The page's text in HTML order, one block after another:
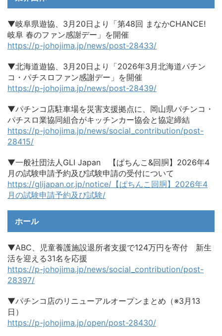
▼岐阜県遊協、3月20日より「第48回 まなかCHANCE!
岐阜 春のファン感謝デー」を開催
https://p-johojima.jp/news/post-28433/
▼北海道遊協、3月20日より「2026年3月北海道パチン
コ・パチスロファン感謝デー」を開催
https://p-johojima.jp/news/post-28439/
▼パチンコ店駐車場を災害支援拠点に、岡山県パチンコ・
パチスロ業協同組合がキッチンカー協会と協定締結
https://p-johojima.jp/news/social_contribution/post-
28415/
▼一般社団法人GLI Japan 【ぱちんこ&回胴】2026年4
月の試験申請予約及び試験申請の受付について
https://glijapan.or.jp/notice/【ぱちんこ回胴】2026年4
月の試験申請予約及び試験/
ホール
▼ABC、児童養護施設退所者支援で124万円を寄付 新生
活を迎える31名を応援
https://p-johojima.jp/news/social_contribution/post-
28397/
▼パチンコ店のリニューアルオープンまとめ（※3月13
日）
https://p-johojima.jp/open/post-28430/